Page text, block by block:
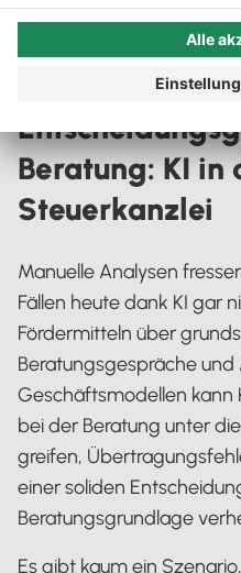
Kategorie:
Weniger
Beratung: KI in
Steuerkanzlei
Manuelle Analysen
Fällen heute dank KI gar
Fördermitteln über
Beratungsgespräche und
Geschäftsmodellen kann
bei der Beratung unter
greifen,
einer soliden
Beratungsgrundlage
Es gibt kaum ein